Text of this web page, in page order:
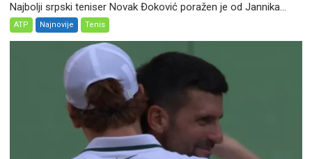
Najbolji srpski teniser Novak Đoković poražen je od Jannika...
ATP Najnovije Tenis